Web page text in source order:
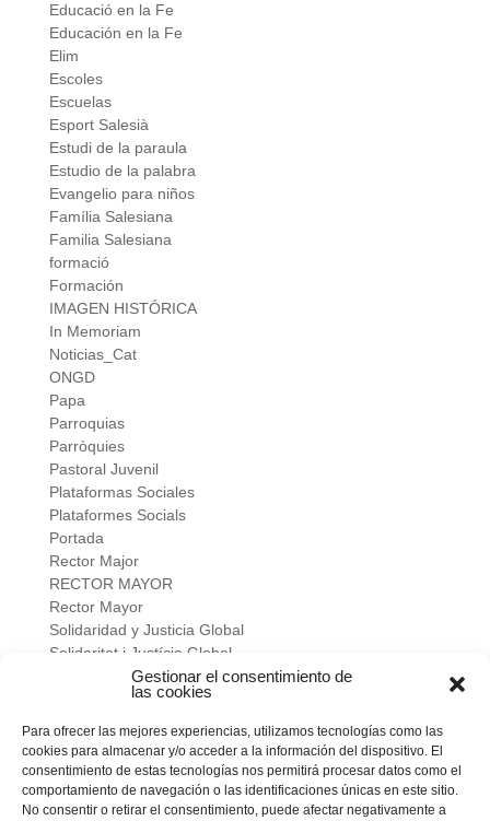
Gestionar el consentimiento de
las cookies
Para ofrecer las mejores experiencias, utilizamos tecnologías como las
cookies para almacenar y/o acceder a la información del dispositivo. El
consentimiento de estas tecnologías nos permitirá procesar datos como el
comportamiento de navegación o las identificaciones únicas en este sitio.
No consentir o retirar el consentimiento, puede afectar negativamente a
Educació en la Fe
Educación en la Fe
Elim
Escoles
Escuelas
Esport Salesià
Estudi de la paraula
Estudio de la palabra
Evangelio para niños
Família Salesiana
Familia Salesiana
formació
Formación
IMAGEN HISTÓRICA
In Memoriam
Noticias_Cat
ONGD
Papa
Parroquias
Parròquies
Pastoral Juvenil
Plataformas Sociales
Plataformes Socials
Portada
Rector Major
RECTOR MAYOR
Rector Mayor
Solidaridad y Justicia Global
Solidaritat i Justícia Global
verano salesiano
Vivir a fondo
Vocacional
Meta